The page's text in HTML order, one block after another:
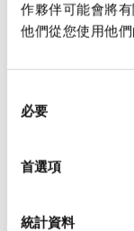
作夥伴可能會將
他們從您使用他
必要
首選項
統計資料
審美規範
環境規範
功能規格